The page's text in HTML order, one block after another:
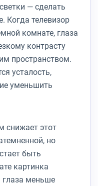
— сделать
Когда телевизор
комнате, глаза
контрасту
пространством.
усталость,
уменьшить
снижает этот
но
быть
картинка
глаза меньше